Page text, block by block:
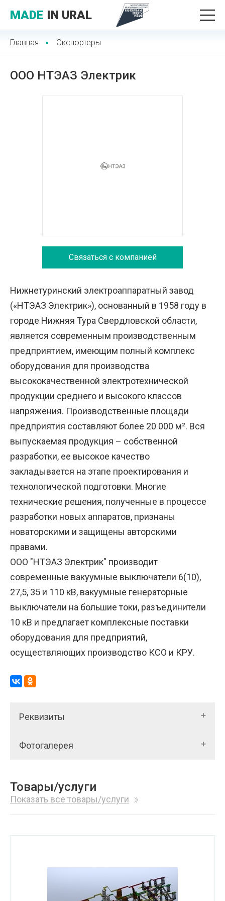
MADE IN URAL
Главная Экспортеры
ООО НТЭАЗ Электрик
Связаться с компанией
Нижнетуринский электроаппаратный завод
(«НТЭАЗ Электрик»), основанный в 1958 году в
городе Нижняя Тура Свердловской области,
является современным производственным
предприятием, имеющим полный комплекс
оборудования для производства
высококачественной электротехнической
продукции среднего и высокого классов
напряжения. Производственные площади
предприятия составляют более 20 000 м². Вся
выпускаемая продукция – собственной
разработки, ее высокое качество
закладывается на этапе проектирования и
технологической подготовки. Многие
технические решения, полученные в процессе
разработки новых аппаратов, признаны
новаторскими и защищены авторскими
правами.
ООО "НТЭАЗ Электрик" производит
современные вакуумные выключатели 6(10),
27,5, 35 и 110 кВ, вакуумные генераторные
выключатели на большие токи, разъединители
10 кВ и предлагает комплексные поставки
оборудования для предприятий,
осуществляющих производство КСО и КРУ.
Реквизиты
Фотогалерея
Товары/услуги
Показать все товары/услуги